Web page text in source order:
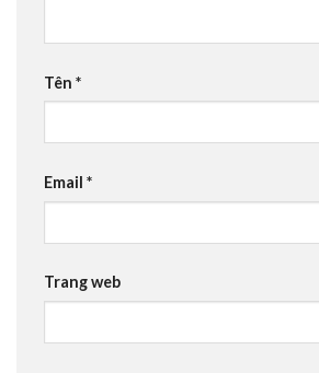
Tên *
Email *
Trang web